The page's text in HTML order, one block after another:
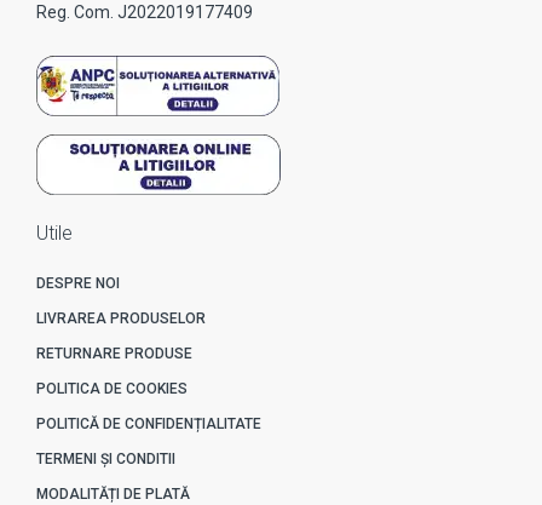
Reg. Com. J2022019177409
Utile
DESPRE NOI
LIVRAREA PRODUSELOR
RETURNARE PRODUSE
POLITICA DE COOKIES
POLITICĂ DE CONFIDENȚIALITATE
TERMENI ȘI CONDITII
MODALITĂȚI DE PLATĂ